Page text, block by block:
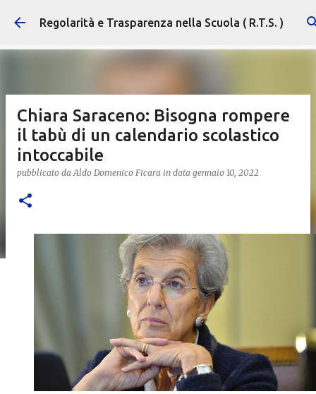
Passa ai contenuti principali
Regolarità e Trasparenza nella Scuola ( R.T.S. )
Chiara Saraceno: Bisogna rompere
il tabù di un calendario scolastico
intoccabile
pubblicato daAldo Domenico Ficara in data gennaio 10, 2022